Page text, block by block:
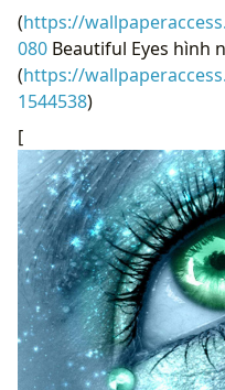
(https://
080 Beautiful Eyes hình
(https://
1544538)
[